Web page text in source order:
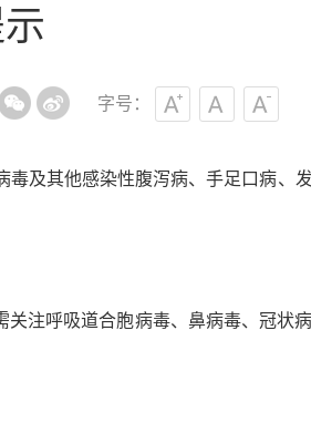
字号：
及其他感染性腹泻病、手足口病、
注呼吸道合胞病毒、鼻病毒、冠状